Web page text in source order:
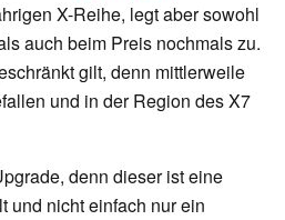
X-Reihe, legt aber sowohl
auch beim Preis nochmals zu.
gilt, denn mittlerweile
und in der Region des X7
denn dieser ist eine
und nicht einfach nur ein